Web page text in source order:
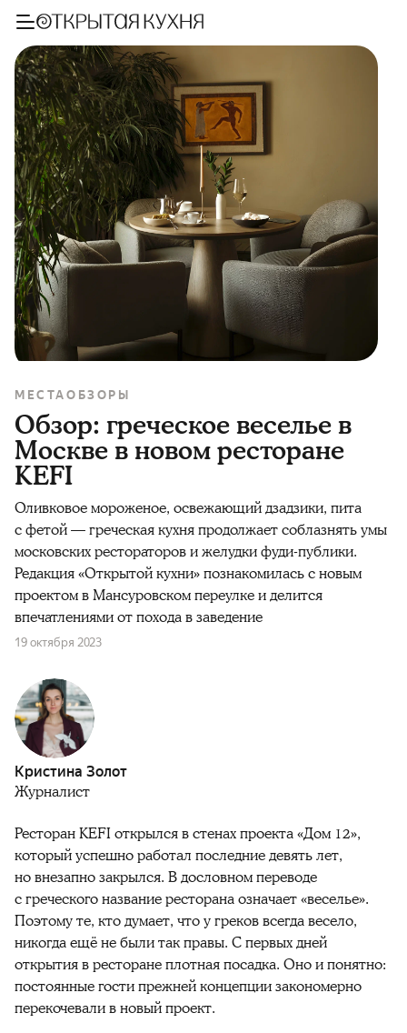
МЕСТА ОБЗОРЫ
Обзор: греческое веселье в
Москве в новом ресторане
KEFI
Оливковое мороженое, освежающий дзадзики, пита
с фетой — греческая кухня продолжает соблазнять умы
московских рестораторов и желудки фуди-публики.
Редакция «Открытой кухни» познакомилась с новым
проектом в Мансуровском переулке и делится
впечатлениями от похода в заведение
19 октября 2023
Кристина Золот
Журналист
Ресторан KEFI открылся в стенах проекта «Дом 12»,
который успешно работал последние девять лет,
но внезапно закрылся. В дословном переводе
с греческого название ресторана означает «веселье».
Поэтому те, кто думает, что у греков всегда весело,
никогда ещё не были так правы. С первых дней
открытия в ресторане плотная посадка. Оно и понятно:
постоянные гости прежней концепции закономерно
перекочевали в новый проект.